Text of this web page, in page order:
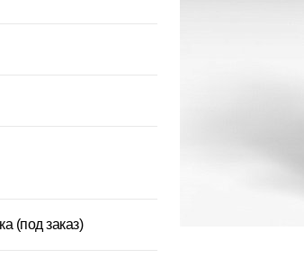
(под заказ)